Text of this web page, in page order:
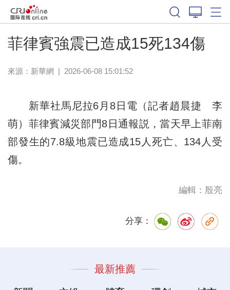
菲律賓強震已造成15死134傷
來源： 新華網 | 2026-06-08 15:01:52
新華社馬尼拉6月8日電（記者趙晨捷 李
萌）菲律賓減災部門8日通報説，當天早上菲南
部發生的7.8級地震已造成15人死亡、134人受
傷。
編輯：殷亮
分享：
最新推薦